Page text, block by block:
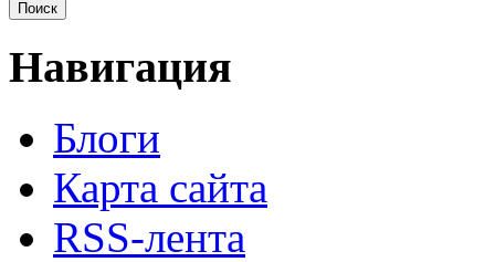
Навигация
Блоги
Карта сайта
RSS-лента